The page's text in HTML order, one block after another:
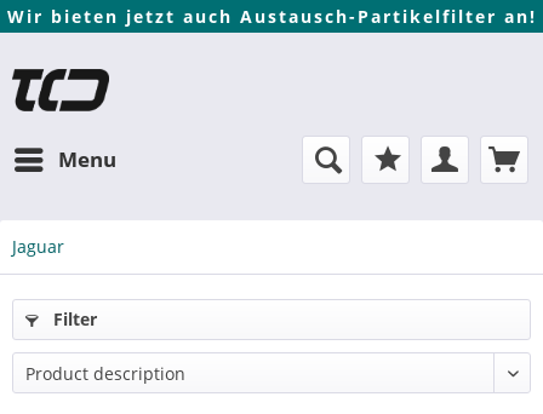
Wir bieten jetzt auch Austausch-Partikelfilter an!
Menu
Jaguar
Filter